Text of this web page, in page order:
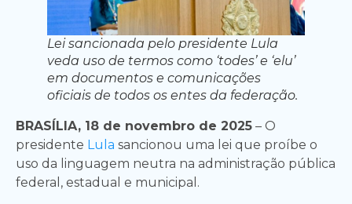
Lei sancionada pelo presidente Lula
veda uso de termos como ‘todes’ e ‘elu’
em documentos e comunicações
oficiais de todos os entes da federação.
BRASÍLIA, 18 de novembro de 2025 – O
presidente Lula sancionou uma lei que proíbe o
uso da linguagem neutra na administração pública
federal, estadual e municipal.